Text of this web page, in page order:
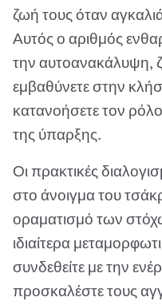
ζωή τους όταν
Αυτός ο αριθμός
την αυτοανακάλυψη,
εμβαθύνετε στην
κατανοήσετε τον
της ύπαρξης.
Οι πρακτικές
στο άνοιγμα του
οραματισμό των
ιδιαίτερα
συνδεθείτε με την
προσκαλέστε τους